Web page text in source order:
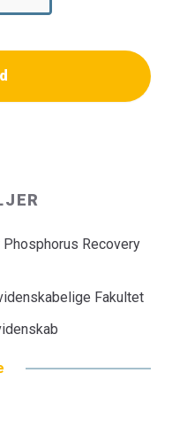
Recovery
Fakultet